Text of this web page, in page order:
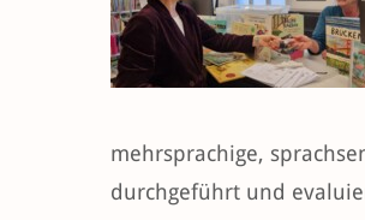
mehrsprachige,
durchgeführt und